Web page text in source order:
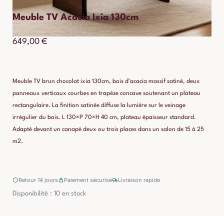
Meuble TV Acacia Ixia 130cm
649,00 €
Meuble TV brun chocolat ixia 130cm, bois d’acacia massif satiné, deux
panneaux verticaux courbes en trapèze concave soutenant un plateau
rectangulaire. La finition satinée diffuse la lumière sur le veinage
irrégulier du bois. L 130×P 70×H 40 cm, plateau épaisseur standard.
Adapté devant un canapé deux ou trois places dans un salon de 15 à 25
m2.
Retour 14 jours Paiement sécurisé Livraison rapide
Disponibilité : 10 en stock
quantité